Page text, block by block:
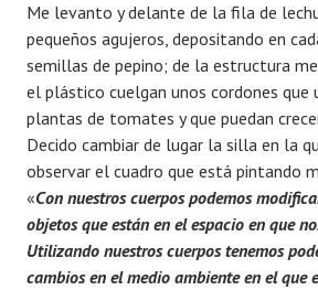
Me levanto y delante de la fila de
pequeños agujeros, depositando en
semillas de pepino; de la estructura
el plástico cuelgan unos cordones
plantas de tomates y que puedan
Decido cambiar de lugar la silla en la
observar el cuadro que está pintando
«Con nuestros cuerpos podemos
objetos que están en el espacio en que
Utilizando nuestros cuerpos tenemos
cambios en el medio ambiente en el que